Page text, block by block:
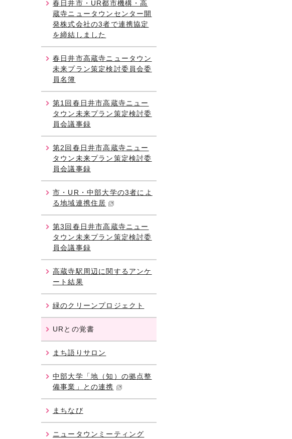
春日井市・UR都市機構・高
蔵寺ニュータウンセンター開
発株式会社の3者で連携協定
を締結しました
春日井市高蔵寺ニュータウン
未来プラン策定検討委員会委
員名簿
第1回春日井市高蔵寺ニュー
タウン未来プラン策定検討委
員会議事録
第2回春日井市高蔵寺ニュー
タウン未来プラン策定検討委
員会議事録
市・UR・中部大学の3者によ
る地域連携住居
第3回春日井市高蔵寺ニュー
タウン未来プラン策定検討委
員会議事録
高蔵寺駅周辺に関するアンケ
ート結果
緑のクリーンプロジェクト
URとの覚書
まち語りサロン
中部大学「地（知）の拠点整
備事業」との連携
まちなび
ニュータウンミーティング